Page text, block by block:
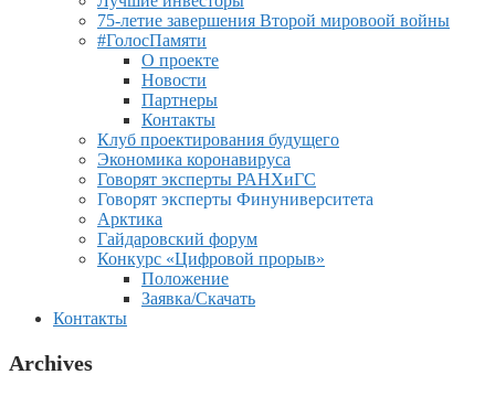
75-летие завершения Второй мировоой войны
#ГолосПамяти
О проекте
Новости
Партнеры
Контакты
Клуб проектирования будущего
Экономика коронавируса
Говорят эксперты РАНХиГС
Говорят эксперты Финуниверситета
Арктика
Гайдаровский форум
Конкурс «Цифровой прорыв»
Положение
Заявка/Скачать
Контакты
Archives